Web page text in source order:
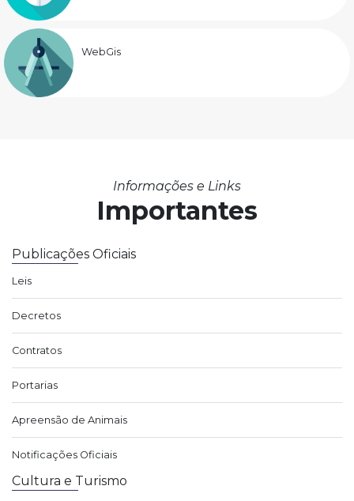
WebGis
Informações e Links
Importantes
Publicações Oficiais
Leis
Decretos
Contratos
Portarias
Apreensão de Animais
Notificações Oficiais
Cultura e Turismo